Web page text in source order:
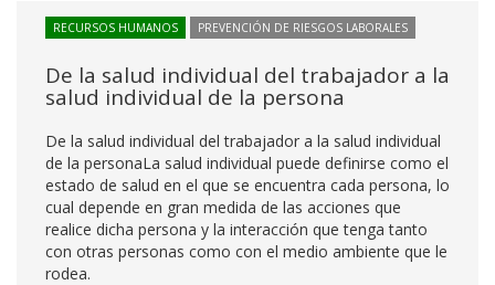
RECURSOS HUMANOS PREVENCIÓN DE RIESGOS LABORALES
De la salud individual del trabajador a la
salud individual de la persona
De la salud individual del trabajador a la salud individual
de la personaLa salud individual puede definirse como el
estado de salud en el que se encuentra cada persona, lo
cual depende en gran medida de las acciones que
realice dicha persona y la interacción que tenga tanto
con otras personas como con el medio ambiente que le
rodea.